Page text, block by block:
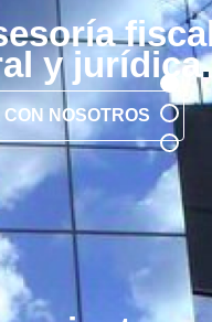
y jurídica.
NOSOTROS